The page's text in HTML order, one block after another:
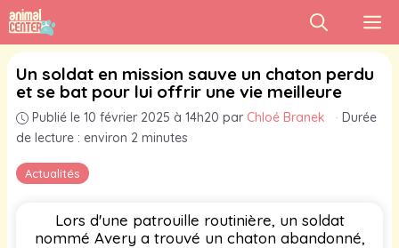
Aller
au
contenu
Actualités
Un soldat en mission sauve un chaton perdu
et se bat pour lui offrir une vie meilleure
Publié le 10 février 2025 à 14h20 par Chloé Branek · Durée
de lecture : environ 2 minutes
Lors d'une patrouille routinière, un soldat
nommé Avery a trouvé un chaton abandonné,